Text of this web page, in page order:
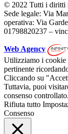
© 2022 Tutti i diritti
Sede legale: Via
operativa: Via
01798820237 –
Web Agency
Utilizziamo i cookie
pertinente
Cliccando su
Tuttavia, puoi
consenso controllato.
Rifiuta tutto
Consenso